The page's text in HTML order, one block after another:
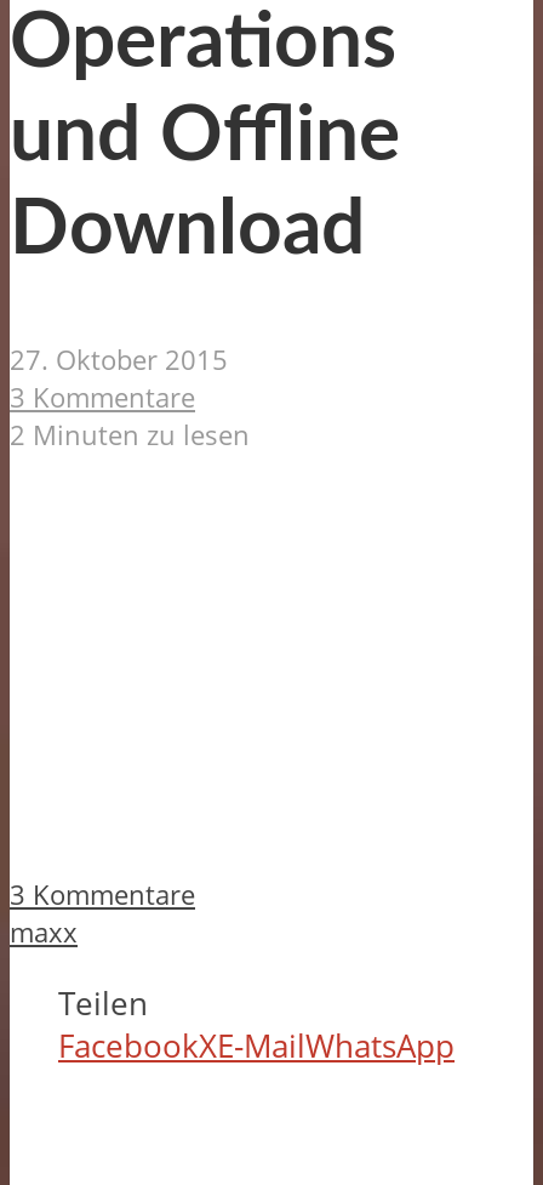
Operations
und Offline
Download
27. Oktober 2015
3 Kommentare
2 Minuten zu lesen
3 Kommentare
maxx
Teilen
FacebookXE-MailWhatsApp